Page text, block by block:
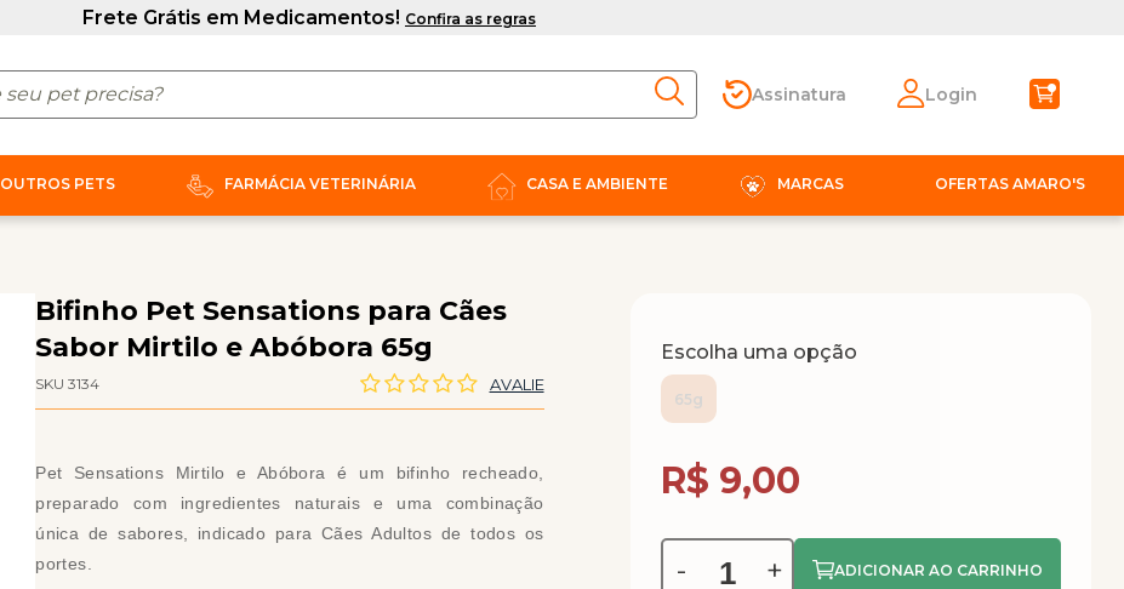
Assinatura Login
OUTROS PETS FARMÁCIA VETERINÁRIA CASA E AMBIENTE MARCAS OFERTAS AMARO'S
Bifinho Pet Sensations para Cães
Sabor Mirtilo e Abóbora 65g
SKU 3134 AVALIE
Pet Sensations Mirtilo e Abóbora é um bifinho recheado,
preparado com ingredientes naturais e uma combinação
única de sabores, indicado para Cães Adultos de todos os
portes.
Escolha uma opção
65g
R$ 9,00
- +